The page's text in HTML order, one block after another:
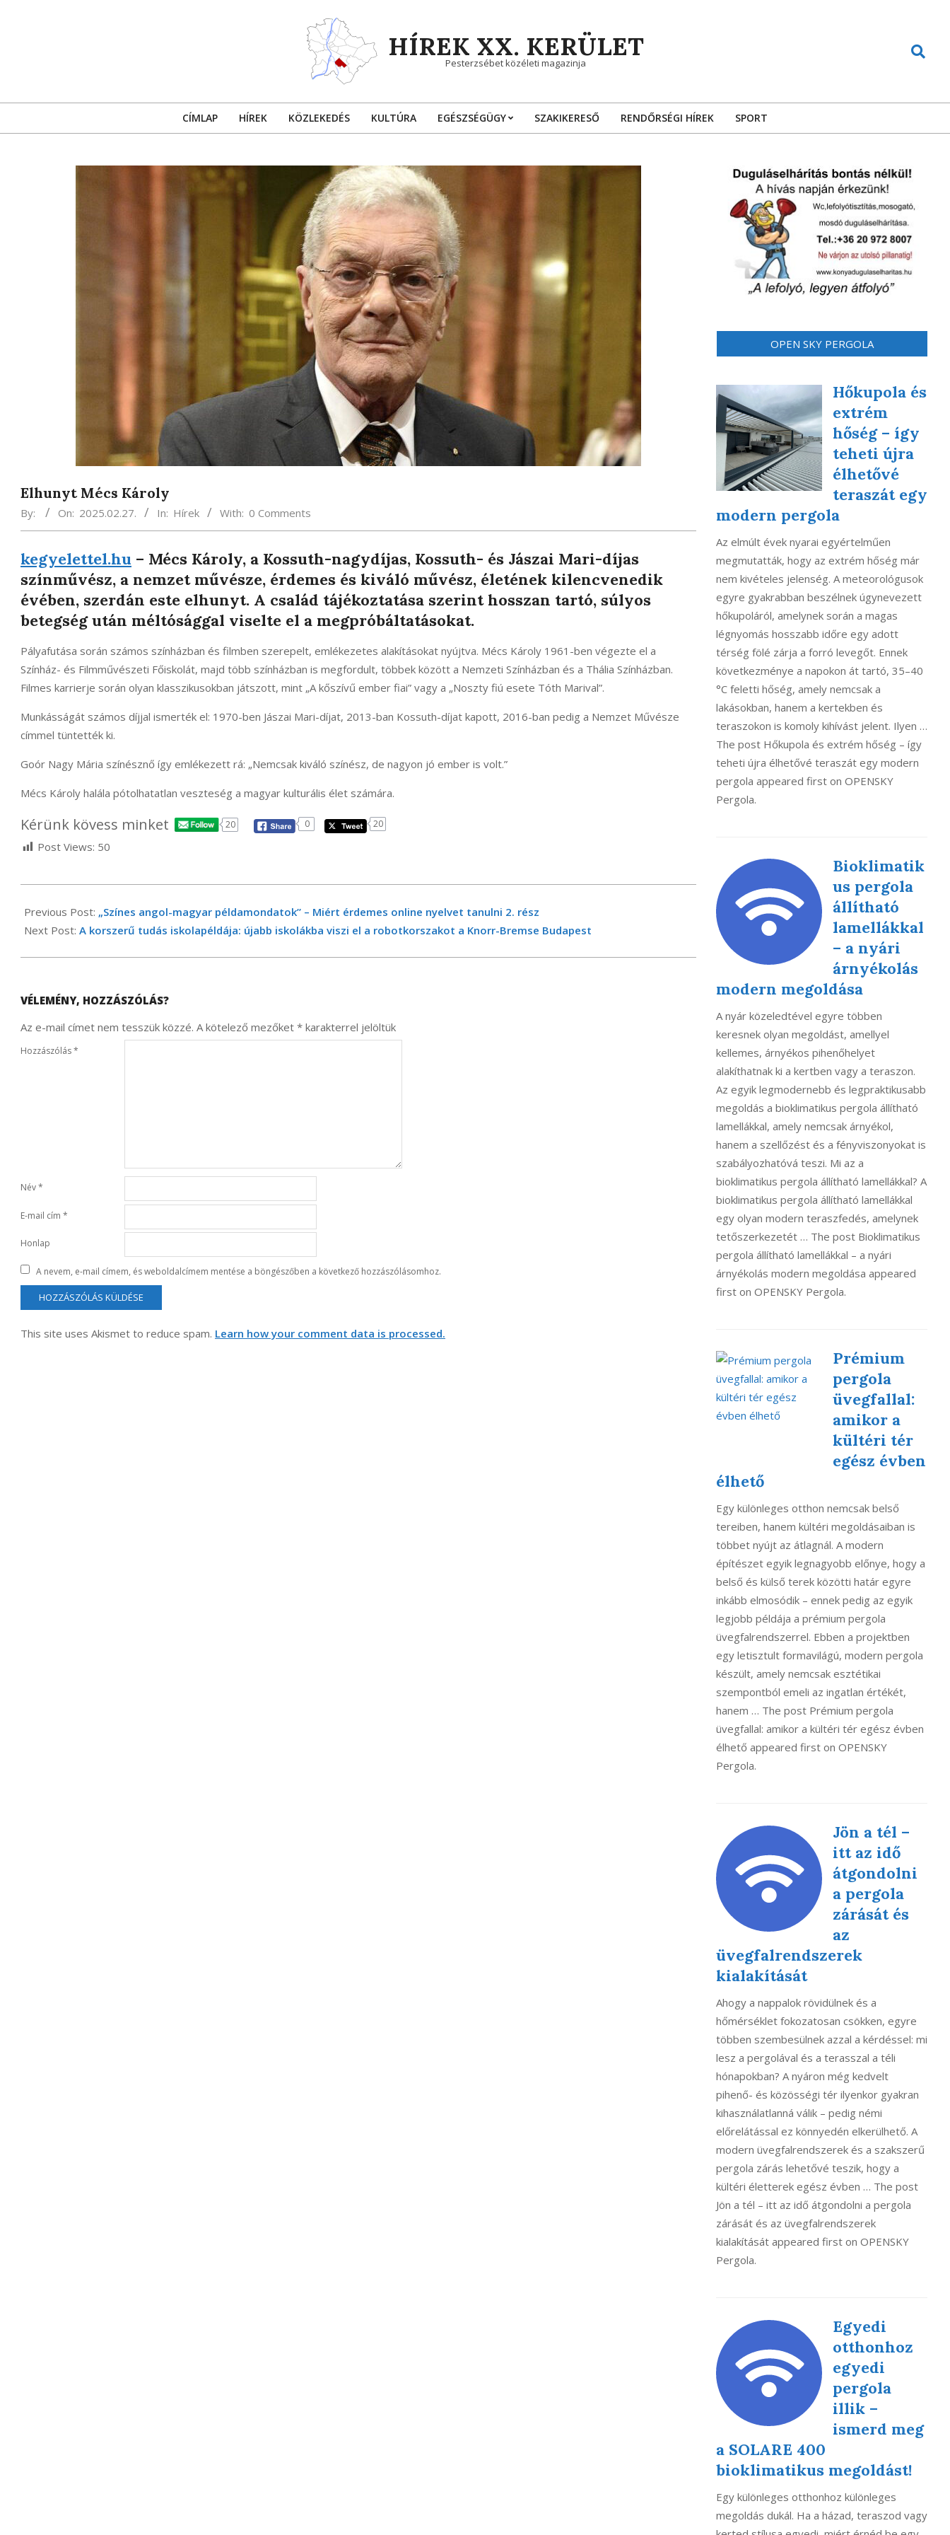
HÍREK XX. KERÜLET
Pesterzsébet közéleti magazinja
Search
Primary
Menu
CÍMLAP HÍREK KÖZLEKEDÉS KULTÚRA EGÉSZSÉGÜGY SZAKIKERESŐ RENDŐRSÉGI HÍREK SPORT
Elhunyt Mécs Károly
By: On: 2025.02.27. In: Hírek With: 0 Comments
kegyelettel.hu – Mécs Károly, a Kossuth-nagydíjas, Kossuth- és Jászai Mari-díjas
színművész, a nemzet művésze, érdemes és kiváló művész, életének kilencvenedik
évében, szerdán este elhunyt. A család tájékoztatása szerint hosszan tartó, súlyos
betegség után méltósággal viselte el a megpróbáltatásokat.
Pályafutása során számos színházban és filmben szerepelt, emlékezetes alakításokat nyújtva. Mécs Károly 1961-ben végezte el a
Színház- és Filmművészeti Főiskolát, majd több színházban is megfordult, többek között a Nemzeti Színházban és a Thália Színházban.
Filmes karrierje során olyan klasszikusokban játszott, mint „A kőszívű ember fiai” vagy a „Noszty fiú esete Tóth Marival”.
Munkásságát számos díjjal ismerték el: 1970-ben Jászai Mari-díjat, 2013-ban Kossuth-díjat kapott, 2016-ban pedig a Nemzet Művésze
címmel tüntették ki.
Goór Nagy Mária színésznő így emlékezett rá: „Nemcsak kiváló színész, de nagyon jó ember is volt.”
Mécs Károly halála pótolhatatlan veszteség a magyar kulturális élet számára.
Kérünk kövess minket 20 0 20
Post Views: 50
02-
27
Previous Post: „Színes angol-magyar példamondatok” – Miért érdemes online nyelvet tanulni 2. rész
Next Post: A korszerű tudás iskolapéldája: újabb iskolákba viszi el a robotkorszakot a Knorr-Bremse Budapest
VÉLEMÉNY, HOZZÁSZÓLÁS?
Az e-mail címet nem tesszük közzé. A kötelező mezőket * karakterrel jelöltük
Hozzászólás*
Név*
E-mail cím *
Honlap
A nevem, e-mail címem, és weboldalcímem mentése a böngészőben a következő hozzászólásomhoz.
This site uses Akismet to reduce spam. Learn how your comment data is processed.
OPEN SKY PERGOLA
Hőkupola és
extrém
hőség – így
teheti újra
élhetővé
teraszát egy
modern pergola
Az elmúlt évek nyarai egyértelműen
megmutatták, hogy az extrém hőség már
nem kivételes jelenség. A meteorológusok
egyre gyakrabban beszélnek úgynevezett
hőkupoláról, amelynek során a magas
légnyomás hosszabb időre egy adott
térség fölé zárja a forró levegőt. Ennek
következménye a napokon át tartó, 35–40
°C feletti hőség, amely nemcsak a
lakásokban, hanem a kertekben és
teraszokon is komoly kihívást jelent. Ilyen …
The post Hőkupola és extrém hőség – így
teheti újra élhetővé teraszát egy modern
pergola appeared first on OPENSKY
Pergola.
Bioklimatik
us pergola
állítható
lamellákkal
– a nyári
árnyékolás
modern megoldása
A nyár közeledtével egyre többen
keresnek olyan megoldást, amellyel
kellemes, árnyékos pihenőhelyet
alakíthatnak ki a kertben vagy a teraszon.
Az egyik legmodernebb és legpraktikusabb
megoldás a bioklimatikus pergola állítható
lamellákkal, amely nemcsak árnyékol,
hanem a szellőzést és a fényviszonyokat is
szabályozhatóvá teszi. Mi az a
bioklimatikus pergola állítható lamellákkal? A
bioklimatikus pergola állítható lamellákkal
egy olyan modern teraszfedés, amelynek
tetőszerkezetét … The post Bioklimatikus
pergola állítható lamellákkal – a nyári
árnyékolás modern megoldása appeared
first on OPENSKY Pergola.
Prémium
pergola
üvegfallal:
amikor a
kültéri tér
egész évben
élhető
Egy különleges otthon nemcsak belső
tereiben, hanem kültéri megoldásaiban is
többet nyújt az átlagnál. A modern
építészet egyik legnagyobb előnye, hogy a
belső és külső terek közötti határ egyre
inkább elmosódik – ennek pedig az egyik
legjobb példája a prémium pergola
üvegfalrendszerrel. Ebben a projektben
egy letisztult formavilágú, modern pergola
készült, amely nemcsak esztétikai
szempontból emeli az ingatlan értékét,
hanem … The post Prémium pergola
üvegfallal: amikor a kültéri tér egész évben
élhető appeared first on OPENSKY
Pergola.
Jön a tél –
itt az idő
átgondolni
a pergola
zárását és
az
üvegfalrendszerek
kialakítását
Ahogy a nappalok rövidülnek és a
hőmérséklet fokozatosan csökken, egyre
többen szembesülnek azzal a kérdéssel: mi
lesz a pergolával és a terasszal a téli
hónapokban? A nyáron még kedvelt
pihenő- és közösségi tér ilyenkor gyakran
kihasználatlanná válik – pedig némi
előrelátással ez könnyedén elkerülhető. A
modern üvegfalrendszerek és a szakszerű
pergola zárás lehetővé teszik, hogy a
kültéri életterek egész évben … The post
Jön a tél – itt az idő átgondolni a pergola
zárását és az üvegfalrendszerek
kialakítását appeared first on OPENSKY
Pergola.
Egyedi
otthonhoz
egyedi
pergola
illik –
ismerd meg
a SOLARE 400
bioklimatikus megoldást!
Egy különleges otthonhoz különleges
megoldás dukál. Ha a házad, teraszod vagy